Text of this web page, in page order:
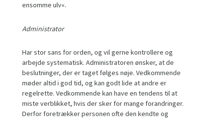
ensomme ulv«.
Administrator
Har stor sans for orden, og vil gerne kontrollere og
arbejde systematisk. Administratoren ønsker, at de
beslutninger, der er taget følges nøje. Vedkommende
møder altid i god tid, og kan godt lide at andre er
regelrette. Vedkommende kan have en tendens til at
miste verblikket, hvis der sker for mange forandringer.
Derfor foretrækker personen ofte den kendte og